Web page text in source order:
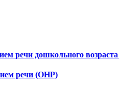
речи дошкольного
речи (ОНР)